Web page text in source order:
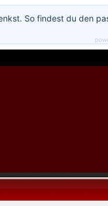
So findest du den